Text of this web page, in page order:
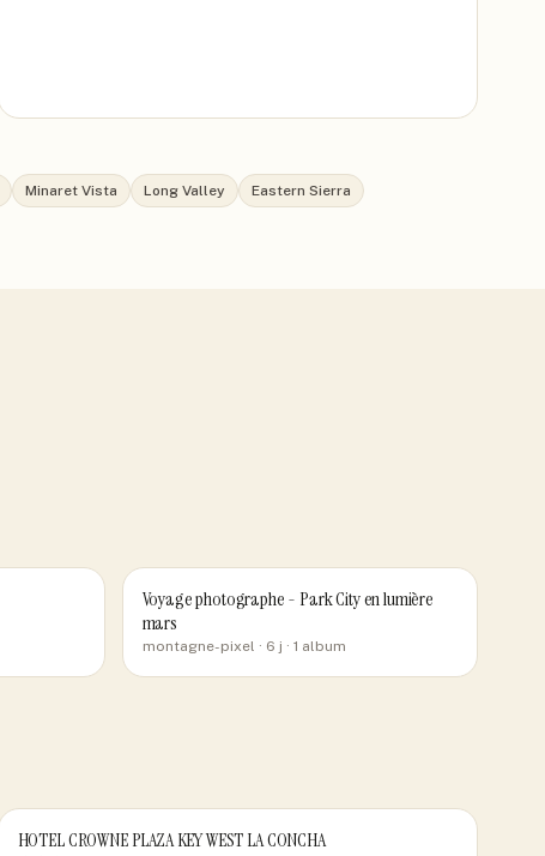
Minaret Vista Long Valley
Eastern Sierra
Voyage photographe - Park City en lumière
mars
montagne-pixel · 6 j · 1 album
HOTEL CROWNE PLAZA KEY WEST LA CONCHA